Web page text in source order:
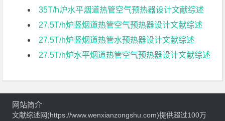
35T/h炉水平烟道热管空气预热器设计文献综述
27.5T/h炉竖烟道热管空气预热器设计文献综述
27.5T/h炉竖烟道热管水预热器设计文献综述
27.5T/h炉水平烟道热管空气预热器设计文献综述
网站简介
文献综述网(https://www.wenxianzongshu.com)提供超过100万